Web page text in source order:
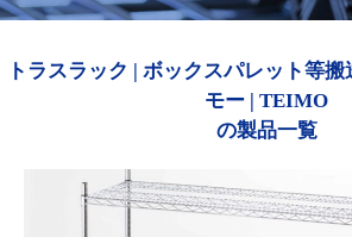
トラスラック | ボックスパレット等
モー | TEIMO
の製品一覧